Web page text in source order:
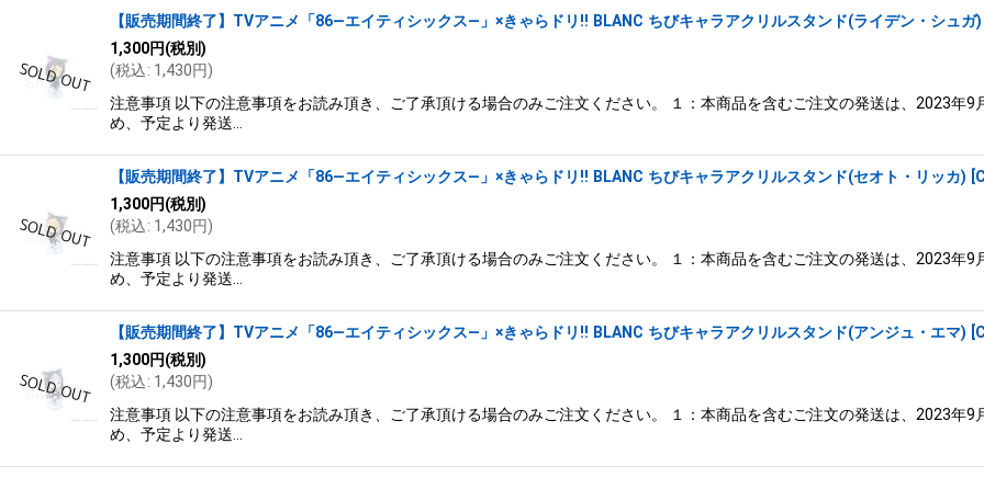
【販売期間終了】TVアニメ「86―エイティシックス―」×きゃらドリ!! BLANC ちびキャラアクリルスタンド(ライデン・シュガ)
1,300円(税別)
(税込: 1,430円)
注意事項 以下の注意事項をお読み頂き、ご了承頂ける場合のみご注文ください。 １：本商品を含むご注文の発送は、2023年
め、予定より発送…
【販売期間終了】TVアニメ「86―エイティシックス―」×きゃらドリ!! BLANC ちびキャラアクリルスタンド(セオト・リッカ)
1,300円(税別)
(税込: 1,430円)
注意事項 以下の注意事項をお読み頂き、ご了承頂ける場合のみご注文ください。 １：本商品を含むご注文の発送は、2023年
め、予定より発送…
【販売期間終了】TVアニメ「86―エイティシックス―」×きゃらドリ!! BLANC ちびキャラアクリルスタンド(アンジュ・エマ)
1,300円(税別)
(税込: 1,430円)
注意事項 以下の注意事項をお読み頂き、ご了承頂ける場合のみご注文ください。 １：本商品を含むご注文の発送は、2023年
め、予定より発送…